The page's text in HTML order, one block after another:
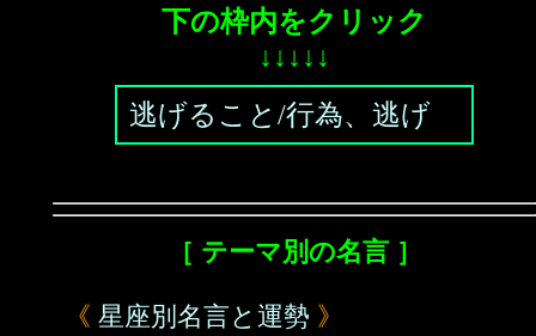
下の枠内をクリック
↓↓↓↓↓
逃げること/行為、逃げ
［ テーマ別の名言 ］
《 星座別名言と運勢 》